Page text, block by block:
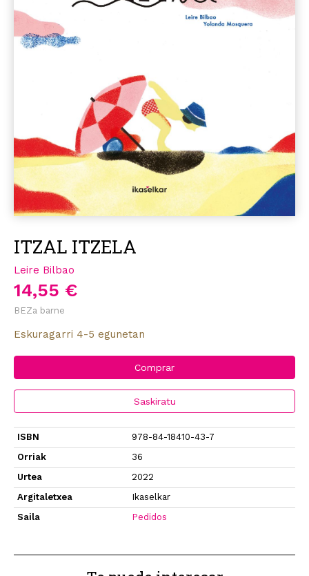
ITZAL ITZELA
Leire Bilbao
14,55 €
BEZa barne
Eskuragarri 4-5 egunetan
Comprar
Saskiratu
ISBN
978-84-18410-43-7
Orriak
36
Urtea
2022
Argitaletxea
Ikaselkar
Saila
Pedidos